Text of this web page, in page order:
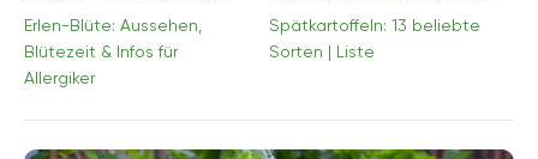
Erlen-Blüte: Aussehen,
Blütezeit & Infos für
Allergiker
Spätkartoffeln: 13 beliebte
Sorten | Liste